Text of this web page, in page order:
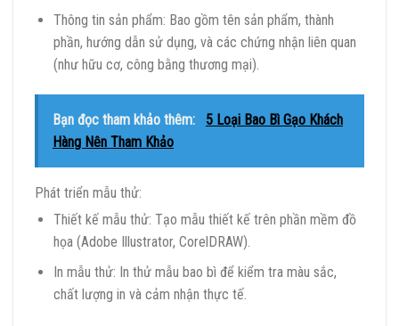
Thông tin sản phẩm: Bao gồm tên sản phẩm, thành
phần, hướng dẫn sử dụng, và các chứng nhận liên quan
(như hữu cơ, công bằng thương mại).
Bạn đọc tham khảo thêm:
5 Loại Bao Bì Gạo Khách
Hàng Nên Tham Khảo
Phát triển mẫu thử:
Thiết kế mẫu thử: Tạo mẫu thiết kế trên phần mềm đồ
họa (Adobe Illustrator, CorelDRAW).
In mẫu thử: In thử mẫu bao bì để kiểm tra màu sắc,
chất lượng in và cảm nhận thực tế.